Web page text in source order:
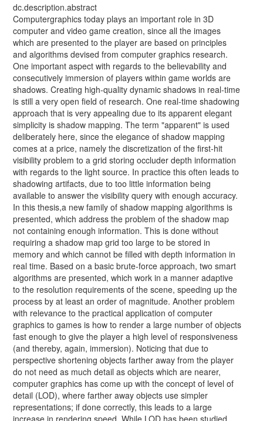
dc.description.abstract
Computergraphics today plays an important role in 3D
computer and video game creation, since all the images
which are presented to the player are based on principles
and algorithms devised from computer graphics research.
One important aspect with regards to the believability and
consecutively immersion of players within game worlds are
shadows. Creating high-quality dynamic shadows in real-time
is still a very open field of research. One real-time shadowing
approach that is very appealing due to its apparent elegant
simplicity is shadow mapping. The term "apparent" is used
deliberately here, since the elegance of shadow mapping
comes at a price, namely the discretization of the first-hit
visibility problem to a grid storing occluder depth information
with regards to the light source. In practice this often leads to
shadowing artifacts, due to too little information being
available to answer the visibility query with enough accuracy.
In this thesis,a new family of shadow mapping algorithms is
presented, which address the problem of the shadow map
not containing enough information. This is done without
requiring a shadow map grid too large to be stored in
memory and which cannot be filled with depth information in
real time. Based on a basic brute-force approach, two smart
algorithms are presented, which work in a manner adaptive
to the resolution requirements of the scene, speeding up the
process by at least an order of magnitude. Another problem
with relevance to the practical application of computer
graphics to games is how to render a large number of objects
fast enough to give the player a high level of responsiveness
(and thereby, again, immersion). Noticing that due to
perspective shortening objects farther away from the player
do not need as much detail as objects which are nearer,
computer graphics has come up with the concept of level of
detail (LOD), where farther away objects use simpler
representations; if done correctly, this leads to a large
increase in rendering speed. While LOD has been studied